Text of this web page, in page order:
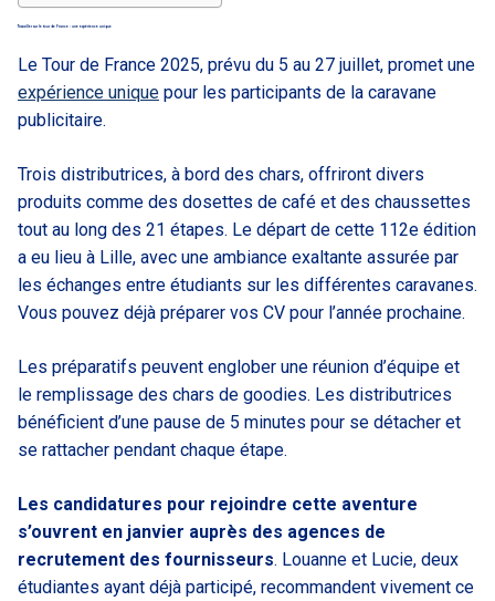
Travailler sur le tour de France : une expérience unique
Le Tour de France 2025, prévu du 5 au 27 juillet, promet une
expérience unique pour les participants de la caravane
publicitaire.
Trois distributrices, à bord des chars, offriront divers
produits comme des dosettes de café et des chaussettes
tout au long des 21 étapes. Le départ de cette 112e édition
a eu lieu à Lille, avec une ambiance exaltante assurée par
les échanges entre étudiants sur les différentes caravanes.
Vous pouvez déjà préparer vos CV pour l’année prochaine.
Les préparatifs peuvent englober une réunion d’équipe et
le remplissage des chars de goodies. Les distributrices
bénéficient d’une pause de 5 minutes pour se détacher et
se rattacher pendant chaque étape.
Les candidatures pour rejoindre cette aventure
s’ouvrent en janvier auprès des agences de
recrutement des fournisseurs. Louanne et Lucie, deux
étudiantes ayant déjà participé, recommandent vivement ce